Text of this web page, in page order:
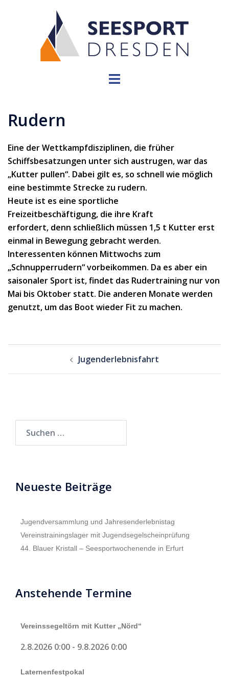
Menü
Rudern
Eine der Wettkampfdisziplinen, die früher
Schiffsbesatzungen unter sich austrugen, war das
„Kutter pullen“. Dabei gilt es, so schnell wie möglich
eine bestimmte Strecke zu rudern.
Heute ist es eine sportliche
Freizeitbeschäftigung, die ihre Kraft
erfordert, denn schließlich müssen 1,5 t Kutter erst
einmal in Bewegung gebracht werden.
Interessenten können Mittwochs zum
„Schnupperrudern“ vorbeikommen. Da es aber ein
saisonaler Sport ist, findet das Rudertraining nur von
Mai bis Oktober statt. Die anderen Monate werden
genutzt, um das Boot wieder Fit zu machen.
Beitragsnavigation
Jugenderlebnisfahrt
nach:
Neueste Beiträge
Jugendversammlung und Jahresenderlebnistag
Vereinstrainingslager mit Jugendsegelscheinprüfung
44. Blauer Kristall – Seesportwochenende in Erfurt
Anstehende Termine
Vereinssegeltörn mit Kutter „Nörd“
2.8.2026 0:00 - 9.8.2026 0:00
Laternenfestpokal